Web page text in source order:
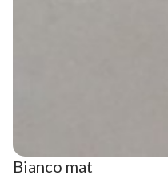
Bianco mat